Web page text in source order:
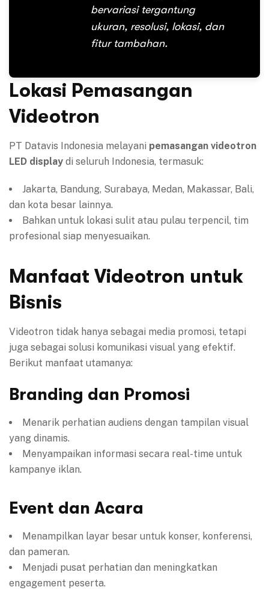
bervariasi tergantung
ukuran, resolusi, lokasi, dan
fitur tambahan.
Lokasi Pemasangan
Videotron
PT Datavis Indonesia melayani pemasangan videotron
LED display di seluruh Indonesia, termasuk:
Jakarta, Bandung, Surabaya, Medan, Makassar, Bali,
dan kota besar lainnya.
Bahkan untuk lokasi sulit atau pulau terpencil, tim
profesional siap menyesuaikan.
Manfaat Videotron untuk
Bisnis
Videotron tidak hanya sebagai media promosi, tetapi
juga sebagai solusi komunikasi visual yang efektif.
Berikut manfaat utamanya:
Branding dan Promosi
Menarik perhatian audiens dengan tampilan visual
yang dinamis.
Menyampaikan informasi secara real-time untuk
kampanye iklan.
Event dan Acara
Menampilkan layar besar untuk konser, konferensi,
dan pameran.
Menjadi pusat perhatian dan meningkatkan
engagement peserta.